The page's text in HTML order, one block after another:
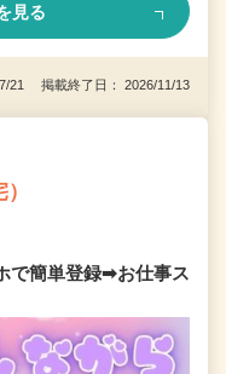
見る
21 掲載終了日： 2026/11/13
で簡単登録➡お仕事ス